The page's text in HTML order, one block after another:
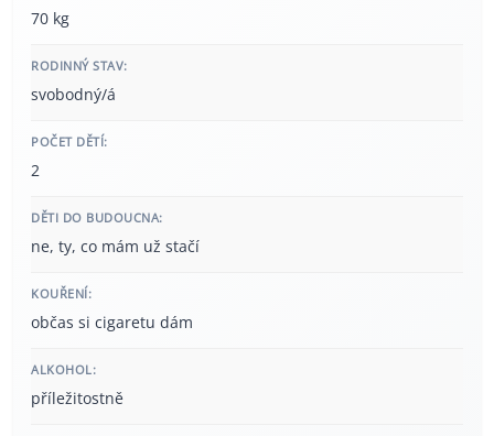
70 kg
RODINNÝ STAV:
svobodný/á
POČET DĚTÍ:
2
DĚTI DO BUDOUCNA:
ne, ty, co mám už stačí
KOUŘENÍ:
občas si cigaretu dám
ALKOHOL:
příležitostně